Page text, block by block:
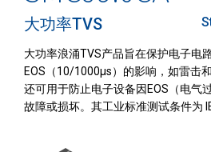
大功率TVS
大功率浪涌TVS产品旨在保护电子电
EOS（10/1000µs）的影响，如雷击
还可用于防止电子设备因EOS（电气
故障或损坏。其工业标准测试条件为